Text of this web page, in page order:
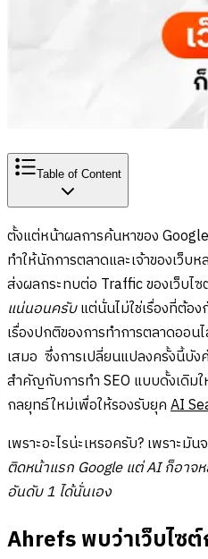
Table of Content
ตั้งแต่หน้าผลการค้นหาของ
ทำให้นักการตลาดและเจ้าของเว็บ
ส่งผลกระทบต่อ Traffic ของเว็บไ
แน่นอนครับแต่นั่นไม่ใช่เรื่องที่ต้อง
เรื่องปกติของการทำการตลาดออ
เสมอ ซึ่งการเปลี่ยนแปลงครั้งนี้บัง
สำคัญกับการทำ SEO แบบดั้งเดิม
กลยุทธ์ใหม่เพื่อให้รองรับยุคAI
เพราะอะไรน่ะเหรอครับ? เพราะมั
ติดหน้าแรก Google แต่ AI ก็อาจ
อันดับ 1 ได้นั่นเอง
Ahrefs พบว่าเว็บไซ